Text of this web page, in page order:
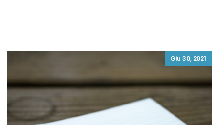
Giu 30, 2021